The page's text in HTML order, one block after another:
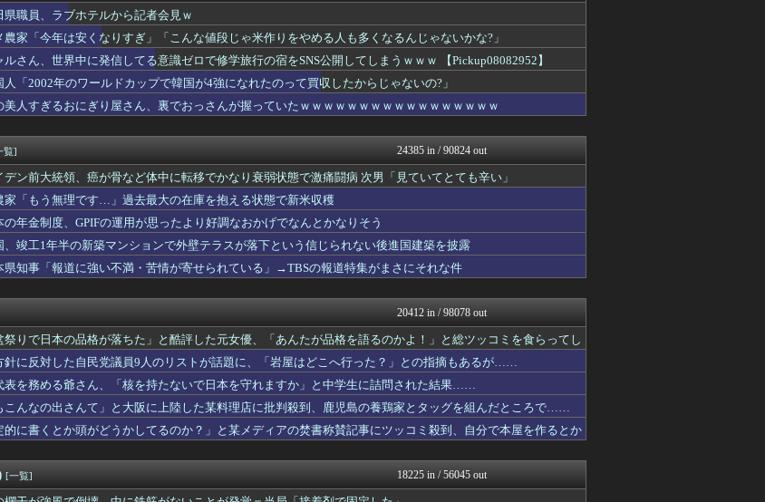
て初の弾道ミサイルを発射か？！
年の重さ、殺してしまい傷害致死罪を狙う方が量刑的には...
痛いニュース(ﾉ∀`)
くなりすぎ」「こんな値段じゃ米作りをやめる人も多くな...
アルファルファモザイク＠ネ...
表明も支持率初の6割切り…「賛成52％」の波紋【8...
日本第一！ニュース録
に発信してる意識ゼロで修学旅行の宿をSNS公開してし...
アルファルファモザイク＠ネ...
超す メモリー価格高騰で
かせまと！
乗り込んで来たパヨク活動家「平和憲法守れ！中国と和...
反日愚国 恨寓瘻
者の末路、ガチでヤバイ・・・・
NEWSまとめもりー｜2c...
す…」過去最大の在庫を抱える状態で新米収穫
おーるじゃんる
民党議員9人のリストが話題に、「岩屋はどこへ行った？...
U-1 NEWS.
で土砂崩落 山中の道路が寸断 宿泊客や登山客など計40...
痛いニュース(ﾉ∀`)
ぎり屋さん、裏でおっさんが握っていたｗｗｗｗｗｗｗｗ...
かは不明だが、私は日本人ではないと思う」 シャインマ...
しました。身分証を提出してください」 X民「は？...
オレ的ゲーム速報＠刃
ールドカップで韓国が4強になれたのって買収したか...
アルファルファモザイク＠ネ...
堅持している」 長崎平和祈念式典あいさつ全文
黒マッチョニュース
地震で大分の温泉キャンセル相次ぐ 被害なしでも旅行先...
常識的に考えた
高市総理に大勢のSP。税金の無駄遣いです」→『山上の...
モナニュース
1億3500万円脱税
みそパンNEWS
右往左往してた奴やが
かせまと！
、畑から盗んだ疑い 岡山県警が男を逮捕 倉敷市 [...
国難にあってもの申す！！
ている自民党議員9人が判明ｗｗｗｗｗｗ
保守速報
うんだけどなにか反論ある？
ふぇー速
ドル詰め放題開催中
かせまと！
旗配達中に当て逃げ → 警察から連絡が来て宮古署を訪...
もえるあじあ(･∀･)
で大揺れの韓国サッカー協会、当然『あの大会』につい...
正義の見方
ぎり屋さん、裏でおっさんが握っていたｗｗｗｗｗｗｗｗ...
アルファルファモザイク＠ネ...
社、境内におけるコスプレや軍装の禁止を発表
痛いニュース(ﾉ∀`)
県職員、ラブホテルから記者会見ｗ
農家「今年は安くなりすぎ」「こんな値段じゃ米作りをやめる人も多くなるんじゃないかな?」
ルさん、世界中に発信してる意識ゼロで修学旅行の宿をSNS公開してしまうｗｗｗ 【Pickup08082952】
人「2002年のワールドカップで韓国が4強になれたのって買収したからじゃないの?」
美人すぎるおにぎり屋さん、裏でおっさんが握っていたｗｗｗｗｗｗｗｗｗｗｗｗｗｗｗｗｗ
覧] 24385 in / 90824 out
デン前大統領、癌が骨など体中に転移でかなり衰弱状態で激痛闘病 次男「見ていてとても辛い」
家「もう無理です…」過去最大の在庫を抱える状態で新米収穫
の年金制度、GPIFの運用が思ったより好調なおかげでなんとかなりそう
、竣工1年半の新築マンションで外壁テラスが落下という信じられない後進国建築を披露
県知事「報道に強い不満・苦情が寄せられている」→TBSの報道特集がまさにそれな件
20412 in / 98078 out
祭りで日本の品格が落ちた」と酷評した元女優、「あんたが品格を語るのかよ！」と総ツッコミを食らってし
針に反対した自民党議員9人のリストが話題に、「岩屋はどこへ行った？」との指摘もあるが……
表を務める爺さん、「核を持たないで日本を守れますか」と中学生に詰問された結果……
こんなの出さんて」と大阪に上陸した某料理店に批判殺到、鹿児島の養鶏家とタッグを組んだところで……
的に書くとか頭がどうかしてるのか？」と某メディアの焚書称賛記事にツッコミ殺到、自分で本屋を作るとか
[一覧] 18225 in / 56045 out